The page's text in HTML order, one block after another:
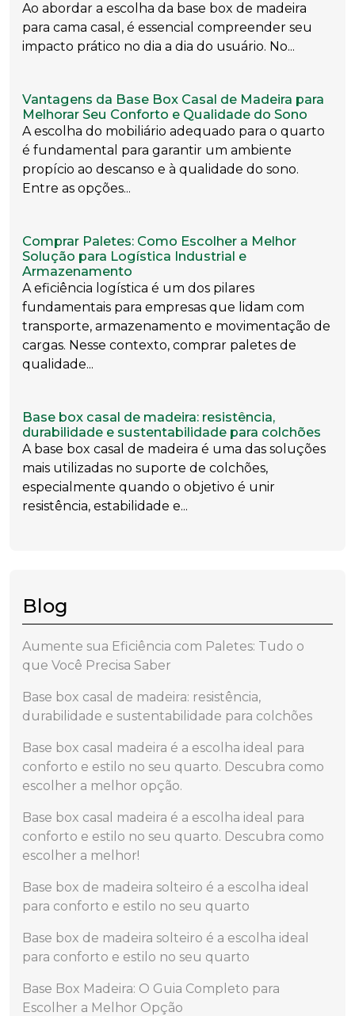
Ao abordar a escolha da base box de madeira
para cama casal, é essencial compreender seu
impacto prático no dia a dia do usuário. No...
Vantagens da Base Box Casal de Madeira para
Melhorar Seu Conforto e Qualidade do Sono
A escolha do mobiliário adequado para o quarto
é fundamental para garantir um ambiente
propício ao descanso e à qualidade do sono.
Entre as opções...
Comprar Paletes: Como Escolher a Melhor
Solução para Logística Industrial e
Armazenamento
A eficiência logística é um dos pilares
fundamentais para empresas que lidam com
transporte, armazenamento e movimentação de
cargas. Nesse contexto, comprar paletes de
qualidade...
Base box casal de madeira: resistência,
durabilidade e sustentabilidade para colchões
A base box casal de madeira é uma das soluções
mais utilizadas no suporte de colchões,
especialmente quando o objetivo é unir
resistência, estabilidade e...
Blog
Aumente sua Eficiência com Paletes: Tudo o
que Você Precisa Saber
Base box casal de madeira: resistência,
durabilidade e sustentabilidade para colchões
Base box casal madeira é a escolha ideal para
conforto e estilo no seu quarto. Descubra como
escolher a melhor opção.
Base box casal madeira é a escolha ideal para
conforto e estilo no seu quarto. Descubra como
escolher a melhor!
Base box de madeira solteiro é a escolha ideal
para conforto e estilo no seu quarto
Base box de madeira solteiro é a escolha ideal
para conforto e estilo no seu quarto
Base Box Madeira: O Guia Completo para
Escolher a Melhor Opção